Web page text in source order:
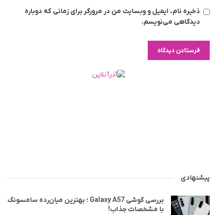
ذخیره نام، ایمیل و وبسایت من در مرورگر برای زمانی که دوباره
دیدگاهی می‌نویسم.
پیشنهادی
بررسی گوشی Galaxy A57 ؛ بهترین میان‌رده سامسونگ
با مشخصات جذاب!